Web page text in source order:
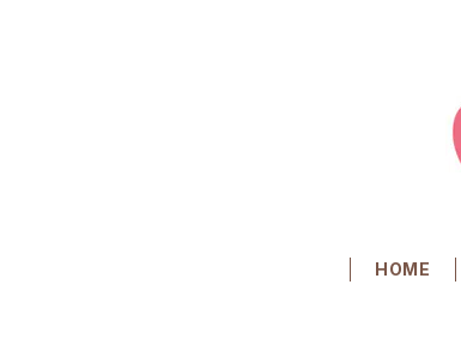
HOME